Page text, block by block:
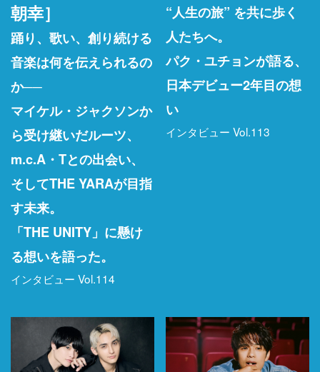
朝幸］
踊り、歌い、創り続ける
音楽は何を伝えられるの
か──
マイケル・ジャクソンか
ら受け継いだルーツ、
m.c.A・Tとの出会い、
そしてTHE YARAが目指
す未来。
「THE UNITY」に懸け
る想いを語った。
インタビュー Vol.114
“人生の旅” を共に歩く
人たちへ。
パク・ユチョンが語る、
日本デビュー2年目の想
い
インタビュー Vol.113